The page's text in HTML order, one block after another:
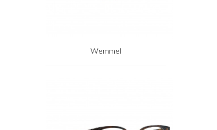
Wemmel
Prix